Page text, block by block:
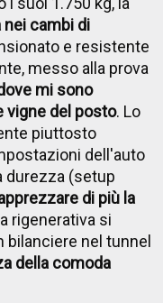
cambi di
e resistente
messo alla prova
mi sono
vigne del posto. Lo
piuttosto
dell'auto
durezza (setup
di più la
rigenerativa si
bilanciere nel tunnel
della comoda